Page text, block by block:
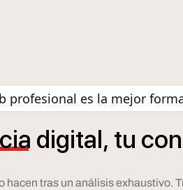
profesional es la mejor
digital, tu
tras un análisis exhaustivo.